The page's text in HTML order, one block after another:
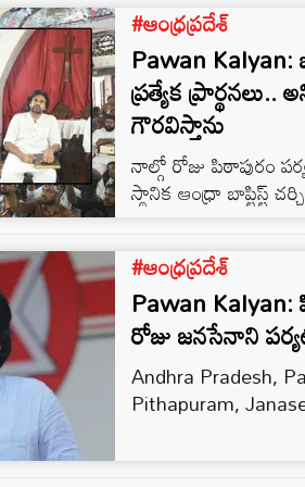
#ఆంధ్రప్రదేశ్
Pawan Kalyan:
ప్రత్యేక
గౌరవిస్తాను
నాల్గో రోజు పిఠాపురం
స్థానిక ఆంధ్రా బాప్టిస్ట్
చేశారు పవన్ కల్యాణ్. ఈ
మాట్లాడుతూ.. నా భార్య
గుర్తుచేశారు.. అయితే,
రాలేదని స్పష్టం చేశారు.
తగ్గించుకునువాడు
కుటుంబంలో సర్వ
మతాలను నేను
జీసస్ నడిచిన బెత్లెహేముకి
#ఆంధ్రప్రదేశ్
Pawan
రోజు జనసేనాని
Andhra Pradesh,
Pithapuram,